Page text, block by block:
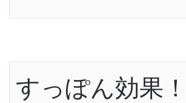
すっぽん効果！